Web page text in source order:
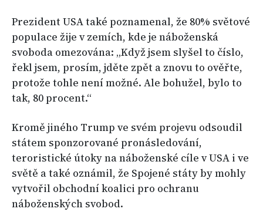
Prezident USA také poznamenal, že 80% světové
populace žije v zemích, kde je náboženská
svoboda omezována: „Když jsem slyšel to číslo,
řekl jsem, prosím, jděte zpět a znovu to ověřte,
protože tohle není možné. Ale bohužel, bylo to
tak, 80 procent.“
Kromě jiného Trump ve svém projevu odsoudil
státem sponzorované pronásledování,
teroristické útoky na náboženské cíle v USA i ve
světě a také oznámil, že Spojené státy by mohly
vytvořil obchodní koalici pro ochranu
náboženských svobod.